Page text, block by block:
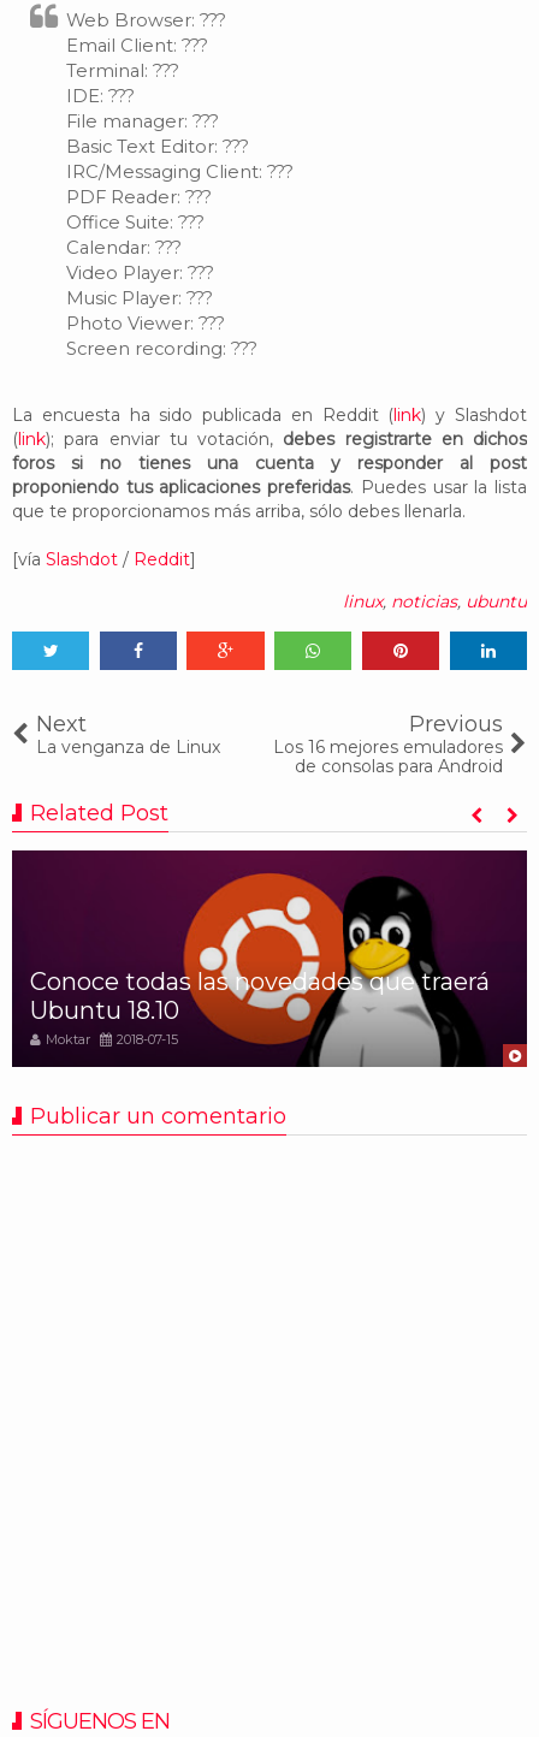
Web Browser: ???
Email Client: ???
Terminal: ???
IDE: ???
File manager: ???
Basic Text Editor: ???
IRC/Messaging Client: ???
PDF Reader: ???
Office Suite: ???
Calendar: ???
Video Player: ???
Music Player: ???
Photo Viewer: ???
Screen recording: ???
La encuesta ha sido publicada en Reddit (link) y Slashdot
(link); para enviar tu votación, debes registrarte en dichos
foros si no tienes una cuenta y responder al post
proponiendo tus aplicaciones preferidas. Puedes usar la lista
que te proporcionamos más arriba, sólo debes llenarla.
[vía Slashdot / Reddit]
linux, noticias, ubuntu
Next
La venganza de Linux
Previous
Los 16 mejores emuladores
de consolas para Android
Related Post
Conoce todas las novedades que traerá
Ubuntu 18.10
Moktar 2018-07-15
Publicar un comentario
SÍGUENOS EN